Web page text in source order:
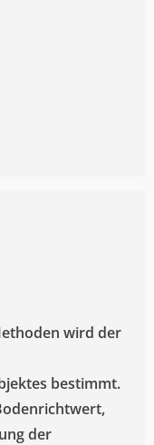
wird der
bestimmt.
der